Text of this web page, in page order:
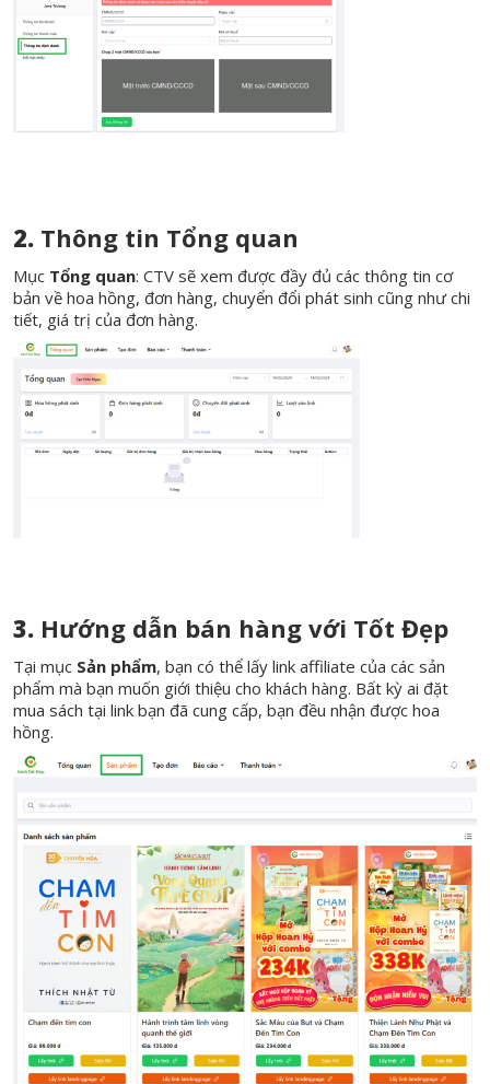
2. Thông tin Tổng quan
Mục Tổng quan: CTV sẽ xem được đầy đủ các thông tin cơ
bản về hoa hồng, đơn hàng, chuyển đổi phát sinh cũng như chi
tiết, giá trị của đơn hàng.
3. Hướng dẫn bán hàng với Tốt Đẹp
Tại mục Sản phẩm, bạn có thể lấy link affiliate của các sản
phẩm mà bạn muốn giới thiệu cho khách hàng. Bất kỳ ai đặt
mua sách tại link bạn đã cung cấp, bạn đều nhận được hoa
hồng.